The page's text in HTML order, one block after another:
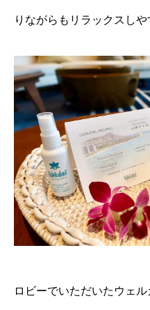
りながらもリラックスしや
ロビーでいただいたウェ